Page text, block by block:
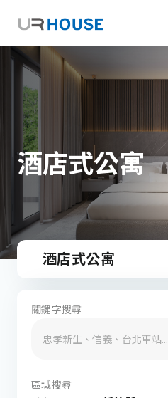
酒店式公寓
酒店式公寓
關鍵字搜尋
區域搜尋